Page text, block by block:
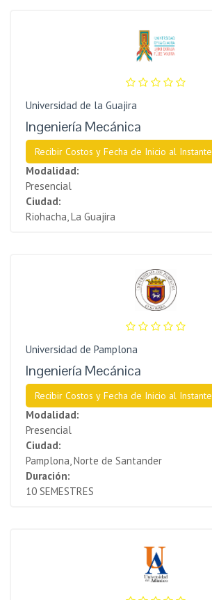
Universidad de la Guajira
Ingeniería Mecánica
Recibir Costos y Fecha de Inicio al Instante
Modalidad:
Presencial
Ciudad:
Riohacha, La Guajira
Universidad de Pamplona
Ingeniería Mecánica
Recibir Costos y Fecha de Inicio al Instante
Modalidad:
Presencial
Ciudad:
Pamplona, Norte de Santander
Duración:
10 SEMESTRES